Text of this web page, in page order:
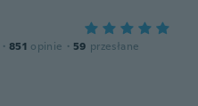
· 851 opinie · 59 przesłane